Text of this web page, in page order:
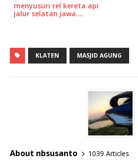
menyusuri rel kereta api
jalur selatan jawa.…
KLATEN MASJID AGUNG
About nbsusanto
1039 Articles